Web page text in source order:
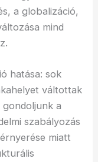
a globalizáció,
mind
hatása: sok
váltottak
a
szabályozás
miatt